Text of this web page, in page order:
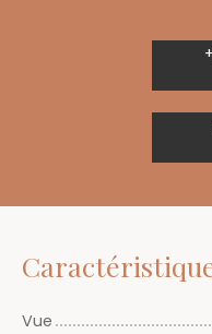
Vue